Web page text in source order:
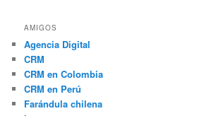
AMIGOS
Agencia Digital
CRM
CRM en Colombia
CRM en Perú
Farándula chilena